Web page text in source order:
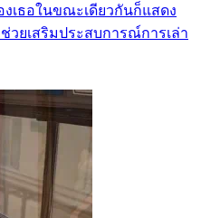
เธอในขณะเดียวกันก็แสดง
วยเสริมประสบการณ์การเล่า